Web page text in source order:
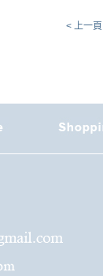
< 上一頁